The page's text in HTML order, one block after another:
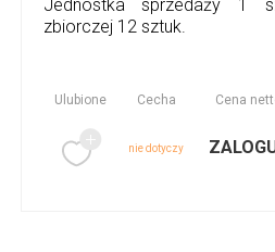
Jednostka sprzedaży 1
zbiorczej 12 sztuk.
Ulubione Cecha Cena
nie dotyczy